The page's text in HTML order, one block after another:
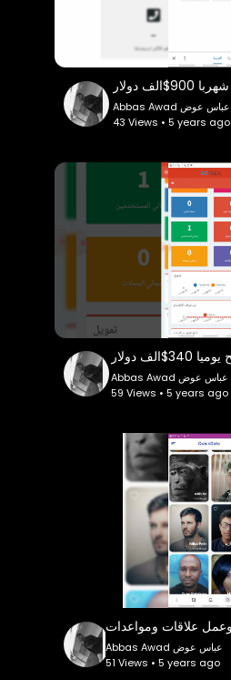
Abbas Awad عباس عوض
43 Views • 5 years ago
Abbas Awad عباس عوض
59 Views • 5 years ago
Abbas Awad عباس عوض
51 Views • 5 years ago